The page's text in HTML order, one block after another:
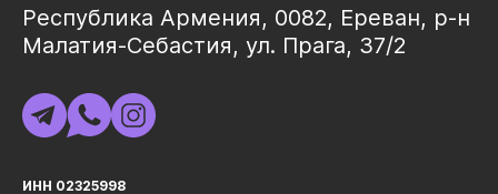
Республика Армения, 0082, Ереван, р-н
Малатия-Себастия, ул. Прага, 37/2
ИНН 02325998